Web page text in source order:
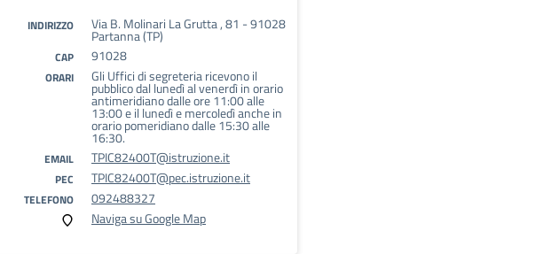
INDIRIZZO Via B. Molinari La Grutta , 81 - 91028
Partanna (TP)
CAP 91028
ORARI Gli Uffici di segreteria ricevono il
pubblico dal lunedì al venerdì in orario
antimeridiano dalle ore 11:00 alle
13:00 e il lunedì e mercoledì anche in
orario pomeridiano dalle 15:30 alle
16:30.
EMAIL TPIC82400T@istruzione.it
PEC TPIC82400T@pec.istruzione.it
TELEFONO
092488327
Naviga su Google Map